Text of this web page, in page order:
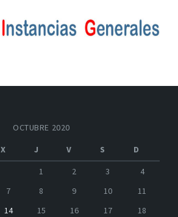
OCTUBRE 2020
X J V S
D
1
2 3
4
7 8 9 10
11
14 15 16 17
18